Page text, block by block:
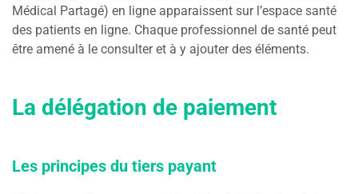
Médical Partagé) en ligne apparaissent sur l’espace santé
des patients en ligne. Chaque professionnel de santé peut
être amené à le consulter et à y ajouter des éléments.
La délégation de paiement
Les principes du tiers payant